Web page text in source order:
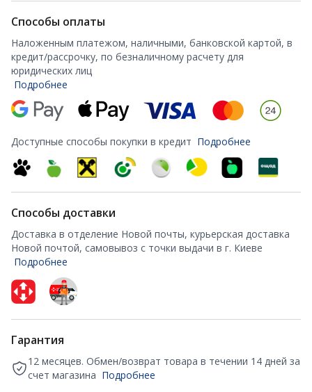
Способы оплаты
Наложенным платежом, наличными, банковской картой, в
кредит/рассрочку, по безналичному расчету для
юридических лиц
Подробнее
Доступные способы покупки в кредит Подробнее
Способы доставки
Доставка в отделение Новой почты, курьерская доставка
Новой почтой, самовывоз с точки выдачи в г. Киеве
Подробнее
Гарантия
12 месяцев. Обмен/возврат товара в течении 14 дней за
счет магазина Подробнее